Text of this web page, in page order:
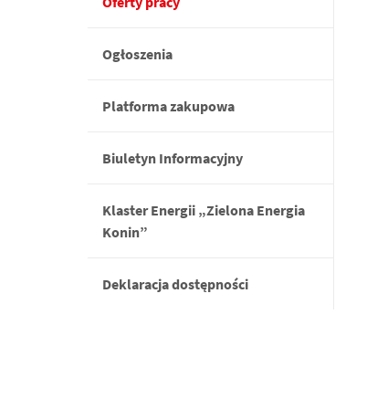
Ogłoszenia
Platforma zakupowa
Biuletyn Informacyjny
Klaster Energii „Zielona Energia
Konin”
Deklaracja dostępności